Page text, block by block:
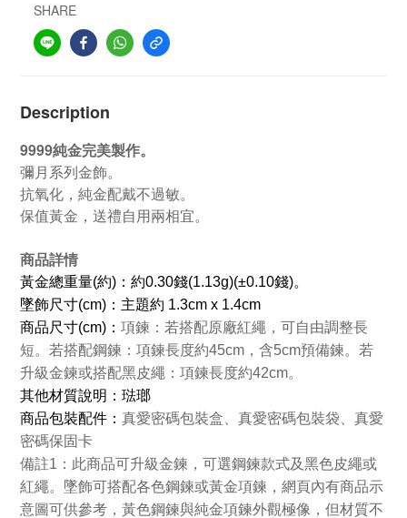
SHARE
Description
9999純金完美製作。
彌月系列金飾。
抗氧化，純金配戴不過敏。
保值黃金，送禮自用兩相宜。
商品詳情
黃金總重量(約)：約0.30錢(1.13g)(±0.10錢)。
墜飾尺寸(cm)：主題約 1.3cm x 1.4cm
商品尺寸(cm)： 項鍊：若搭配原廠紅繩，可自由調整長
短。若搭配鋼鍊：項鍊長度約45cm，含5cm預備鍊。若
升級金鍊或搭配黑皮繩：項鍊長度約42cm。
其他材質說明： 琺瑯
商品包裝配件： 真愛密碼包裝盒、真愛密碼包裝袋、真愛
密碼保固卡
備註1：此商品可升級金鍊，可選鋼鍊款式及黑色皮繩或
紅繩。墜飾可搭配各色鋼鍊或黃金項鍊，網頁內有商品示
意圖可供參考，黃色鋼鍊與純金項鍊外觀極像，但材質不